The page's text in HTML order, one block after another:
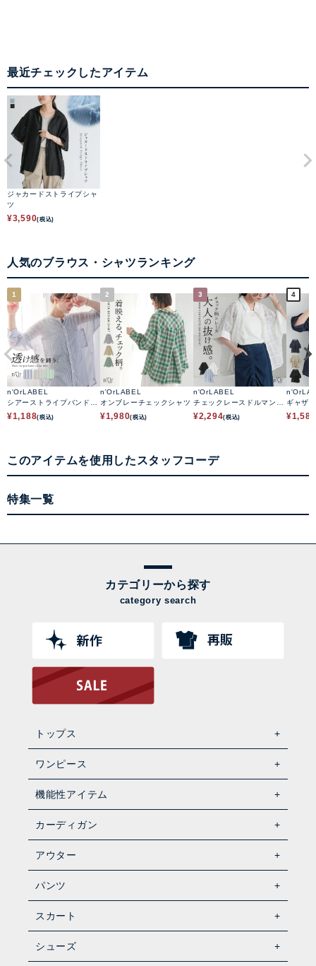
最近チェックしたアイテム
ジャカードストライプシャ
ツ
¥3,590(税込)
人気のブラウス・シャツランキング
1
n'OrLABEL
シアーストライプバンドカ
ラーシャツ
¥1,188(税込)
2
n'OrLABEL
オンブレーチェックシャツ
¥1,980(税込)
3
n'OrLABEL
チェックレースドルマンシ
ャツ
¥2,294(税込)
4
ギャザ
ブラウス
¥1,584
このアイテムを使用したスタッフコーデ
特集一覧
カテゴリーから探す
category search
トップス
ワンピース
機能性アイテム
カーディガン
アウター
パンツ
スカート
シューズ